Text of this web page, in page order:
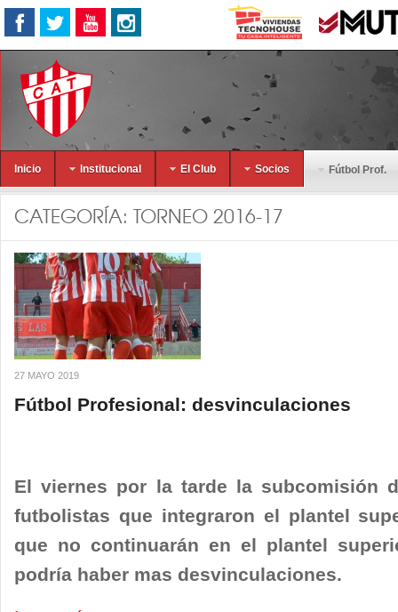
Inicio Institucional El Club Socios Fútbol Prof.
CATEGORÍA: TORNEO 2016-17
27 MAYO 2019
Fútbol Profesional: desvinculaciones
El viernes por la tarde la subcomisión
futbolistas que integraron el plantel
que no continuarán en el plantel
podría haber mas desvinculaciones.